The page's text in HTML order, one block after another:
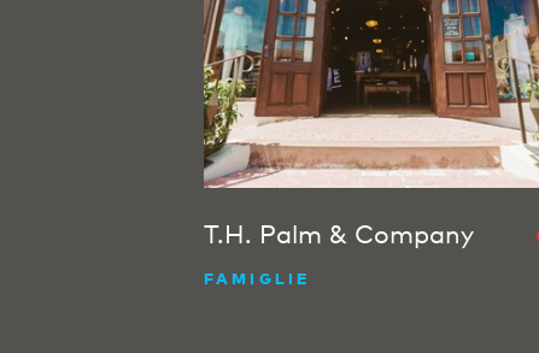
T.H. Palm & Company
FAMIGLIE